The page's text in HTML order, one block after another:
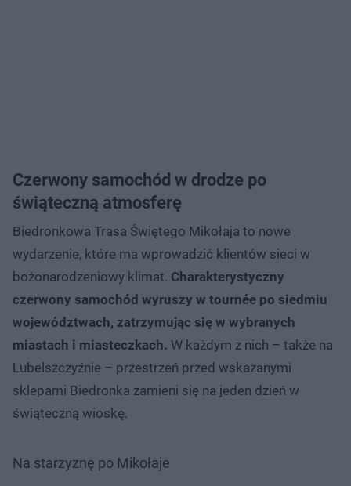
Czerwony samochód w drodze po
świąteczną atmosferę
Biedronkowa Trasa Świętego Mikołaja to nowe
wydarzenie, które ma wprowadzić klientów sieci w
bożonarodzeniowy klimat. Charakterystyczny
czerwony samochód wyruszy w tournée po siedmiu
województwach, zatrzymując się w wybranych
miastach i miasteczkach. W każdym z nich – także na
Lubelszczyźnie – przestrzeń przed wskazanymi
sklepami Biedronka zamieni się na jeden dzień w
świąteczną wioskę.
Na starzyznę po Mikołaje